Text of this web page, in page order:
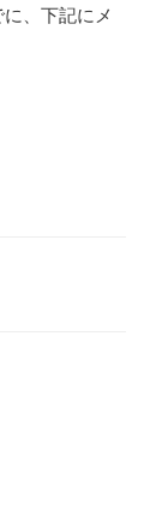
、下記にメ